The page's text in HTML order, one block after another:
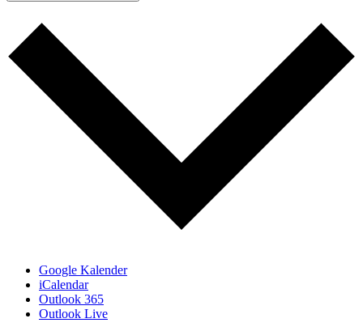
Google Kalender
iCalendar
Outlook 365
Outlook Live